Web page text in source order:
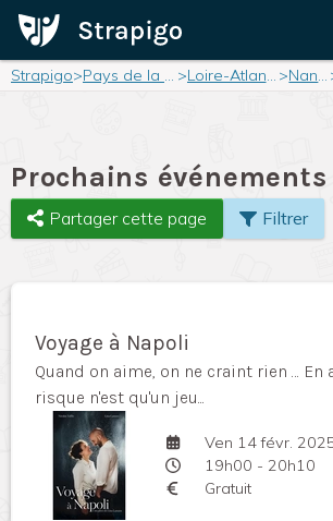
Strapigo> Pays de la Loire > Loire-Atlantique > Nantes
Prochains événements
Partager cette page Filtrer
Voyage à Napoli
Quand on aime, on ne craint rien … En
risque n'est qu'un jeu...
Ven 14 févr.
19h00 - 20h10
Gratuit